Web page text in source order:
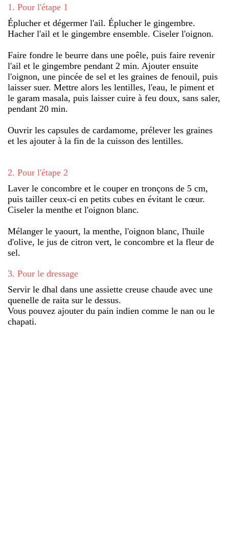
1 . Pour l'étape 1
Éplucher et dégermer l'ail. Éplucher le gingembre.
Hacher l'ail et le gingembre ensemble. Ciseler l'oignon.
Faire fondre le beurre dans une poêle, puis faire revenir
l'ail et le gingembre pendant 2 min. Ajouter ensuite
l'oignon, une pincée de sel et les graines de fenouil, puis
laisser suer. Mettre alors les lentilles, l'eau, le piment et
le garam masala, puis laisser cuire à feu doux, sans saler,
pendant 20 min.
Ouvrir les capsules de cardamome, prélever les graines
et les ajouter à la fin de la cuisson des lentilles.
2. Pour l'étape 2
Laver le concombre et le couper en tronçons de 5 cm,
puis tailler ceux-ci en petits cubes en évitant le cœur.
Ciseler la menthe et l'oignon blanc.
Mélanger le yaourt, la menthe, l'oignon blanc, l'huile
d'olive, le jus de citron vert, le concombre et la fleur de
sel.
3. Pour le dressage
Servir le dhal dans une assiette creuse chaude avec une
quenelle de raita sur le dessus.
Vous pouvez ajouter du pain indien comme le nan ou le
chapati.